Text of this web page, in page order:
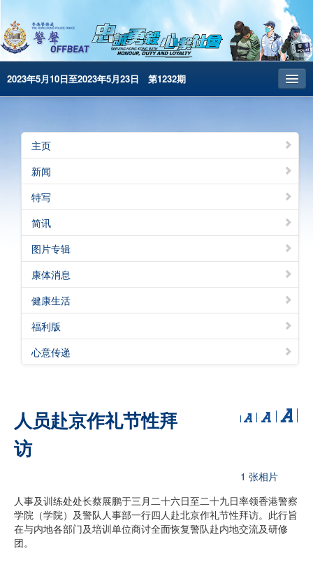
2023年5月10日至2023年5月23日 第1232期
昔日警声
警务处主页
繁體版
English
电子书版
警声特刊
主页
新闻
特写
简讯
图片专辑
康体消息
健康生活
福利版
心意传递
人员赴京作礼节性拜
访
1 张相片
人事及训练处处长蔡展鹏于三月二十六日至二十九日率领香港警察
学院（学院）及警队人事部一行四人赴北京作礼节性拜访。此行旨
在与内地各部门及培训单位商讨全面恢复警队赴内地交流及研修
团。